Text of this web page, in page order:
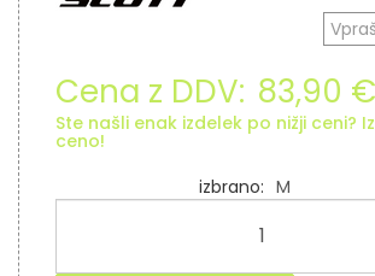
Cena z DDV: 83,90 €
Ste našli enak izdelek po nižji ceni?
ceno!
izbrano
M